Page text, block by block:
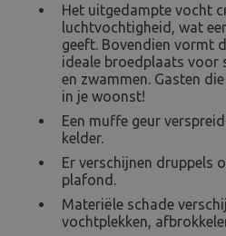
Het uitgedampte vocht
luchtvochtigheid, wat
geeft. Bovendien vormt
ideale broedplaats voor
en zwammen. Gasten
in je woonst!
Een muffe geur
kelder.
Er verschijnen druppels
plafond.
Materiële schade
vochtplekken,